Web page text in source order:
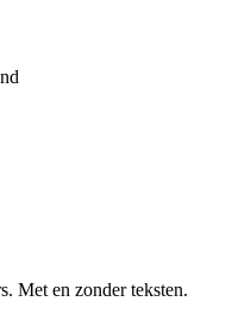
Met en zonder teksten.